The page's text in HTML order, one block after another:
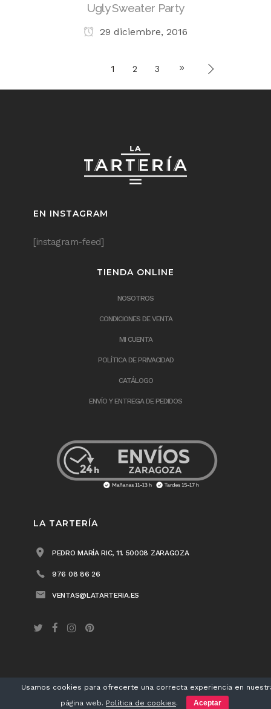
Ugly Sweater Party
29 diciembre, 2016
1 2 3
EN INSTAGRAM
[instagram-feed]
TIENDA ONLINE
NOSOTROS
CONDICIONES DE VENTA
MI CUENTA
POLÍTICA DE PRIVACIDAD
CATÁLOGO
ENVÍO Y ENTREGA DE PEDIDOS
LA TARTERÍA
PEDRO MARÍA RIC, 11. 50008 ZARAGOZA
976 08 86 26
VENTAS@LATARTERIA.ES
LA TARTERÍA® 2018 /Aviso legal/Política de privacidad/Política de cookies
/ DiseñoMatherea
Usamos cookies para ofrecerte una correcta experiencia en
página web. Política de cookies. Aceptar